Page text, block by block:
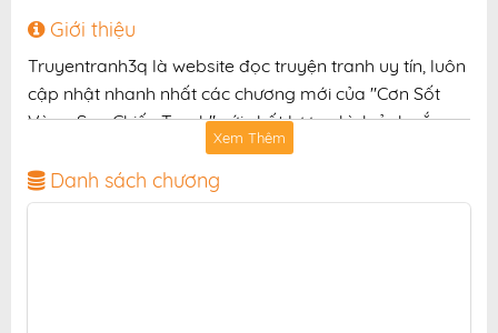
Giới thiệu
Truyentranh3q là website đọc truyện tranh uy tín, luôn
cập nhật nhanh nhất các chương mới của "Cơn Sốt
Vàng Sau Chiến Tranh" với chất lượng hình ảnh sắc
nét, bản dịch chuẩn và giao diện thân thiện, mang đến
trải nghiệm đọc truyện hấp dẫn, tiện lợi, hoàn toàn
miễn phí cho độc giả yêu thích truyện tranh online.
Xem Thêm
Danh sách chương